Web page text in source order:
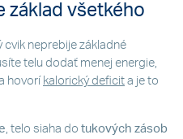
základ všetkého
cvik neprebije základné
telu dodať menej energie,
hovorí kalorický deficit a je to
, telo siaha do tukových zásob